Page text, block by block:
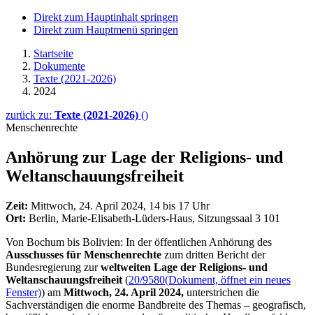
Direkt zum Hauptinhalt springen
Direkt zum Hauptmenü springen
Startseite
Dokumente
Texte (2021-2026)
2024
zurück zu: Texte (2021-2026) ()
Menschenrechte
Anhörung zur Lage der Religions- und
Weltanschauungsfreiheit
Zeit: Mittwoch, 24. April 2024, 14 bis 17 Uhr
Ort: Berlin, Marie-Elisabeth-Lüders-Haus, Sitzungssaal 3 101
Von Bochum bis Bolivien: In der öffentlichen Anhörung des
Ausschusses für Menschenrechte zum dritten Bericht der
Bundesregierung zurweltweiten Lage der Religions- und
Weltanschauungsfreiheit (20/9580(Dokument, öffnet ein neues
Fenster)) am Mittwoch, 24. April 2024, unterstrichen die
Sachverständigen die enorme Bandbreite des Themas – geografisch,